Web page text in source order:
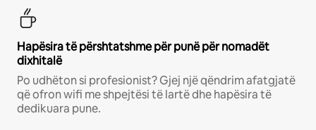
Hapësira të përshtatshme për punë për nomadët
dixhitalë
Po udhëton si profesionist? Gjej një qëndrim afatgjatë
që ofron wifi me shpejtësi të lartë dhe hapësira të
dedikuara pune.